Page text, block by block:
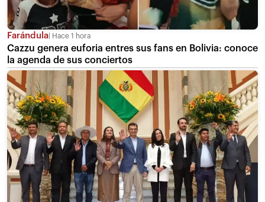
Farándula Hace 1 hora
Cazzu genera euforia entres sus fans en Bolivia: conoce
la agenda de sus conciertos